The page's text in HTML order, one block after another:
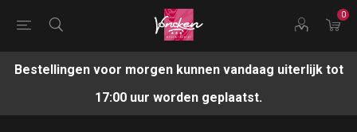
0
Bestellingen voor morgen kunnen vandaag uiterlijk tot
17:00 uur worden geplaatst.